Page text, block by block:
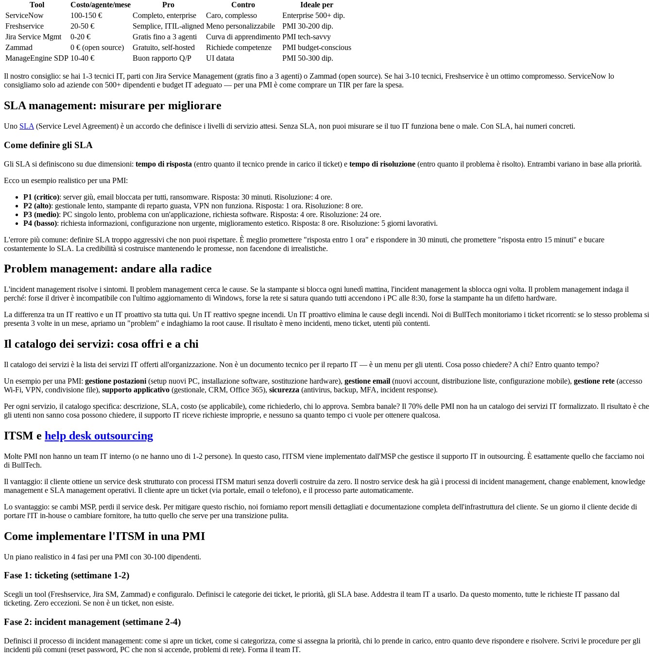
Tool Costo/agente/mese Pro Contro
Ideale per
ServiceNow
100-150 € Completo, enterprise Caro, complesso
Enterprise 500+ dip.
Freshservice
20-50 € Semplice, ITIL-aligned Meno personalizzabile
PMI 30-200 dip.
Jira Service Mgmt
0-20 € Gratis fino a 3 agenti Curva di apprendimento PMI tech-savvy
Zammad
0 € (open source) Gratuito, self-hosted Richiede competenze
PMI budget-conscious
ManageEngine SDP 10-40 € Buon rapporto Q/P UI datata PMI 50-300 dip.
Il nostro consiglio: se hai 1-3 tecnici IT, parti con Jira Service Management (gratis fino a 3 agenti) o Zammad (open source). Se hai 3-10 tecnici, Freshservice è un ottimo compromesso. ServiceNow lo
consigliamo solo ad aziende con 500+ dipendenti e budget IT adeguato — per una PMI è come comprare un TIR per fare la spesa.
SLA management: misurare per migliorare
Uno SLA (Service Level Agreement) è un accordo che definisce i livelli di servizio attesi. Senza SLA, non puoi misurare se il tuo IT funziona bene o male. Con SLA, hai numeri concreti.
Come definire gli SLA
Gli SLA si definiscono su due dimensioni: tempo di risposta (entro quanto il tecnico prende in carico il ticket) e tempo di risoluzione (entro quanto il problema è risolto). Entrambi variano in base alla priorità.
Ecco un esempio realistico per una PMI:
P1 (critico): server giù, email bloccata per tutti, ransomware. Risposta: 30 minuti. Risoluzione: 4 ore.
P2 (alto): gestionale lento, stampante di reparto guasta, VPN non funziona. Risposta: 1 ora. Risoluzione: 8 ore.
P3 (medio): PC singolo lento, problema con un'applicazione, richiesta software. Risposta: 4 ore. Risoluzione: 24 ore.
P4 (basso): richiesta informazioni, configurazione non urgente, miglioramento estetico. Risposta: 8 ore. Risoluzione: 5 giorni lavorativi.
L'errore più comune: definire SLA troppo aggressivi che non puoi rispettare. È meglio promettere "risposta entro 1 ora" e rispondere in 30 minuti, che promettere "risposta entro 15 minuti" e bucare
costantemente lo SLA. La credibilità si costruisce mantenendo le promesse, non facendone di irrealistiche.
Problem management: andare alla radice
L'incident management risolve i sintomi. Il problem management cerca le cause. Se la stampante si blocca ogni lunedì mattina, l'incident management la sblocca ogni volta. Il problem management indaga il
perché: forse il driver è incompatibile con l'ultimo aggiornamento di Windows, forse la rete si satura quando tutti accendono i PC alle 8:30, forse la stampante ha un difetto hardware.
La differenza tra un IT reattivo e un IT proattivo sta tutta qui. Un IT reattivo spegne incendi. Un IT proattivo elimina le cause degli incendi. Noi di BullTech monitoriamo i ticket ricorrenti: se lo stesso problema si
presenta 3 volte in un mese, apriamo un "problem" e indaghiamo la root cause. Il risultato è meno incidenti, meno ticket, utenti più contenti.
Il catalogo dei servizi: cosa offri e a chi
Il catalogo dei servizi è la lista dei servizi IT offerti all'organizzazione. Non è un documento tecnico per il reparto IT — è un menu per gli utenti. Cosa posso chiedere? A chi? Entro quanto tempo?
Un esempio per una PMI: gestione postazioni (setup nuovi PC, installazione software, sostituzione hardware), gestione email (nuovi account, distribuzione liste, configurazione mobile), gestione rete (accesso
Wi-Fi, VPN, condivisione file), supporto applicativo (gestionale, CRM, Office 365), sicurezza (antivirus, backup, MFA, incident response).
Per ogni servizio, il catalogo specifica: descrizione, SLA, costo (se applicabile), come richiederlo, chi lo approva. Sembra banale? Il 70% delle PMI non ha un catalogo dei servizi IT formalizzato. Il risultato è che
gli utenti non sanno cosa possono chiedere, il supporto IT riceve richieste improprie, e nessuno sa quanto tempo ci vuole per ottenere qualcosa.
ITSM e help desk outsourcing
Molte PMI non hanno un team IT interno (o ne hanno uno di 1-2 persone). In questo caso, l'ITSM viene implementato dall'MSP che gestisce il supporto IT in outsourcing. È esattamente quello che facciamo noi
di BullTech.
Il vantaggio: il cliente ottiene un service desk strutturato con processi ITSM maturi senza doverli costruire da zero. Il nostro service desk ha già i processi di incident management, change enablement, knowledge
management e SLA management operativi. Il cliente apre un ticket (via portale, email o telefono), e il processo parte automaticamente.
Lo svantaggio: se cambi MSP, perdi il service desk. Per mitigare questo rischio, noi forniamo report mensili dettagliati e documentazione completa dell'infrastruttura del cliente. Se un giorno il cliente decide di
portare l'IT in-house o cambiare fornitore, ha tutto quello che serve per una transizione pulita.
Come implementare l'ITSM in una PMI
Un piano realistico in 4 fasi per una PMI con 30-100 dipendenti.
Fase 1: ticketing (settimane 1-2)
Scegli un tool (Freshservice, Jira SM, Zammad) e configuralo. Definisci le categorie dei ticket, le priorità, gli SLA base. Addestra il team IT a usarlo. Da questo momento, tutte le richieste IT passano dal
ticketing. Zero eccezioni. Se non è un ticket, non esiste.
Fase 2: incident management (settimane 2-4)
Definisci il processo di incident management: come si apre un ticket, come si categorizza, come si assegna la priorità, chi lo prende in carico, entro quanto deve rispondere e risolvere. Scrivi le procedure per gli
incidenti più comuni (reset password, PC che non si accende, problemi di rete). Forma il team IT.